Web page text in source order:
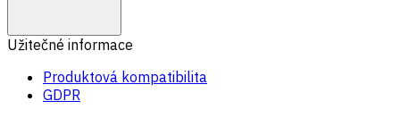
Užitečné informace
Produktová kompatibilita
GDPR